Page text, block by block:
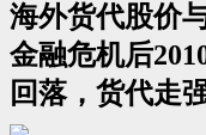
海外货代股价
金融危机后
回落，货代走